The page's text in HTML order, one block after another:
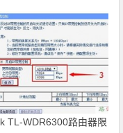
TL-WDR6300路由器限